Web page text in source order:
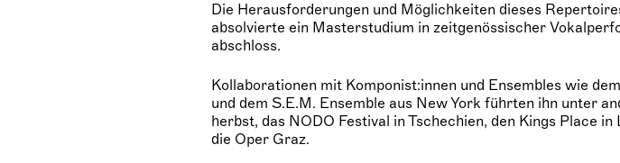
Die Herausforderungen und Möglichkeiten dieses
absolvierte ein Masterstudium in zeitgenössischer
abschloss.
Kollaborationen mit Komponist:innen und Ensembles wie
und dem S.E.M. Ensemble aus New York führten ihn unter
herbst, das NODO Festival in Tschechien, den Kings Place
die Oper Graz.